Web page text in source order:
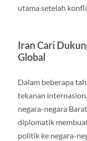
utama setelah
Iran Cari
Global
Dalam beberapa
tekanan
negara-negara
diplomatik
politik ke negara-